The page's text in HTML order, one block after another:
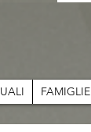
FAMIGLIE